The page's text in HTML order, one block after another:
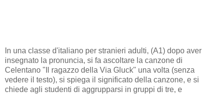
In una classe d'italiano per stranieri adulti, (A1) dopo aver
insegnato la pronuncia, si fa ascoltare la canzone di
Celentano "Il ragazzo della Via Gluck" una volta (senza
vedere il testo), si spiega il significato della canzone, e si
chiede agli studenti di aggrupparsi in gruppi di tre, e